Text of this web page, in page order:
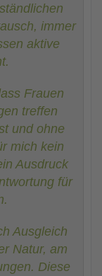
immer
aktive
Frauen
treffen
und ohne
mich kein
Ausdruck
für
Ausgleich
Natur, am
Diese